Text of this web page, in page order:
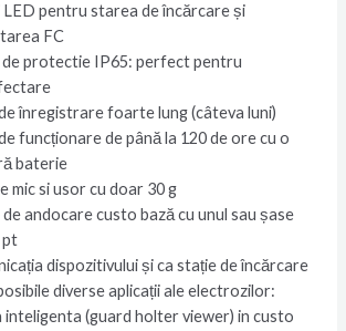
pentru starea de încărcare și
FC
de protectie IP65: perfect pentru
înregistrare foarte lung (câteva luni)
funcționare de până la 120 de ore cu o
baterie
mic si usor cu doar 30 g
de andocare custo bază cu unul sau șase
pt
dispozitivului și ca stație de încărcare
diverse aplicații ale electrozilor:
inteligenta (guard holter viewer) in custo